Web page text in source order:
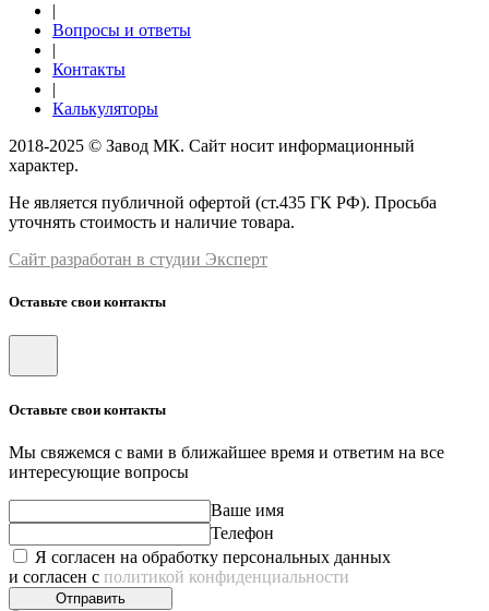
|
Вопросы и ответы
|
Контакты
|
Калькуляторы
2018-2025 © Завод МК. Сайт носит информационный
характер.
Не является публичной офертой (ст.435 ГК РФ). Просьба
уточнять стоимость и наличие товара.
Сайт разработан в студии Эксперт
Оставьте свои контакты
Оставьте свои контакты
Мы свяжемся с вами в ближайшее время и ответим на все
интересующие вопросы
Ваше имя
Телефон
Я согласен на обработку персональных данных
и согласен с политикой конфиденциальности
Отправить